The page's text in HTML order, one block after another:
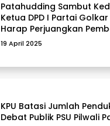
Patahudding Sambut
Ketua DPD I Partai Golkar
Harap Perjuangkan
Daerah
19 April 2025
KPU Batasi Jumlah
Debat Publik PSU Pilwali